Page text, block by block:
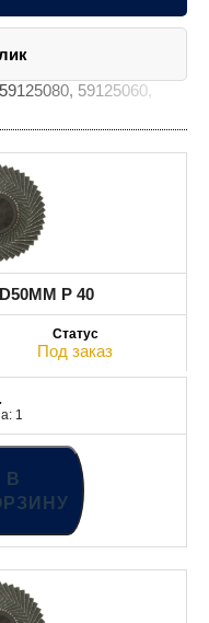
59125060,
P 40
Под заказ
1
В